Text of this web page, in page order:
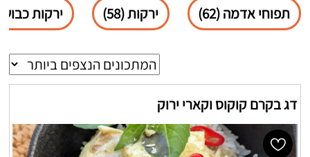
תפוחי אדמה (62) ירקות (58) ירקות
דג בקרם קוקוס וקארי ירוק